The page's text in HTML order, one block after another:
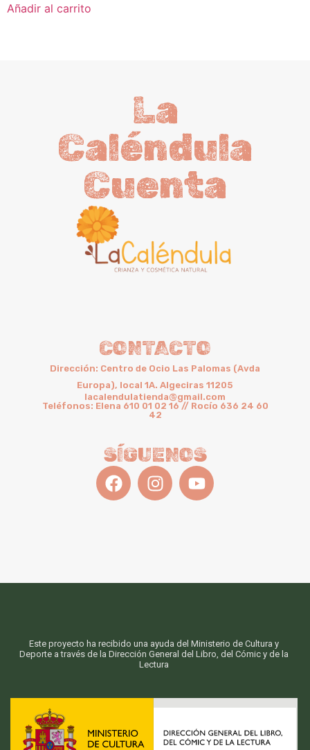
Añadir al carrito
La
Caléndula
Cuenta
CONTACTO
Dirección: Centro de Ocio Las Palomas (Avda
Europa), local 1A. Algeciras 11205
lacalendulatienda@gmail.com
Teléfonos: Elena 610 01 02 16 // Rocío 636 24 60
42
SÍGUENOS
Este proyecto ha recibido una ayuda del Ministerio de Cultura y
Deporte a través de la Dirección General del Libro, del Cómic y de la
Lectura